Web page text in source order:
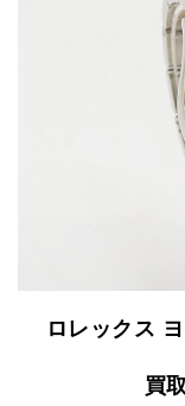
ロレックス
買